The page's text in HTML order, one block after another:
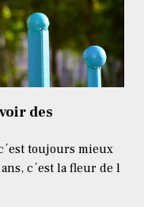
des
toujours mieux
c´est la fleur de l